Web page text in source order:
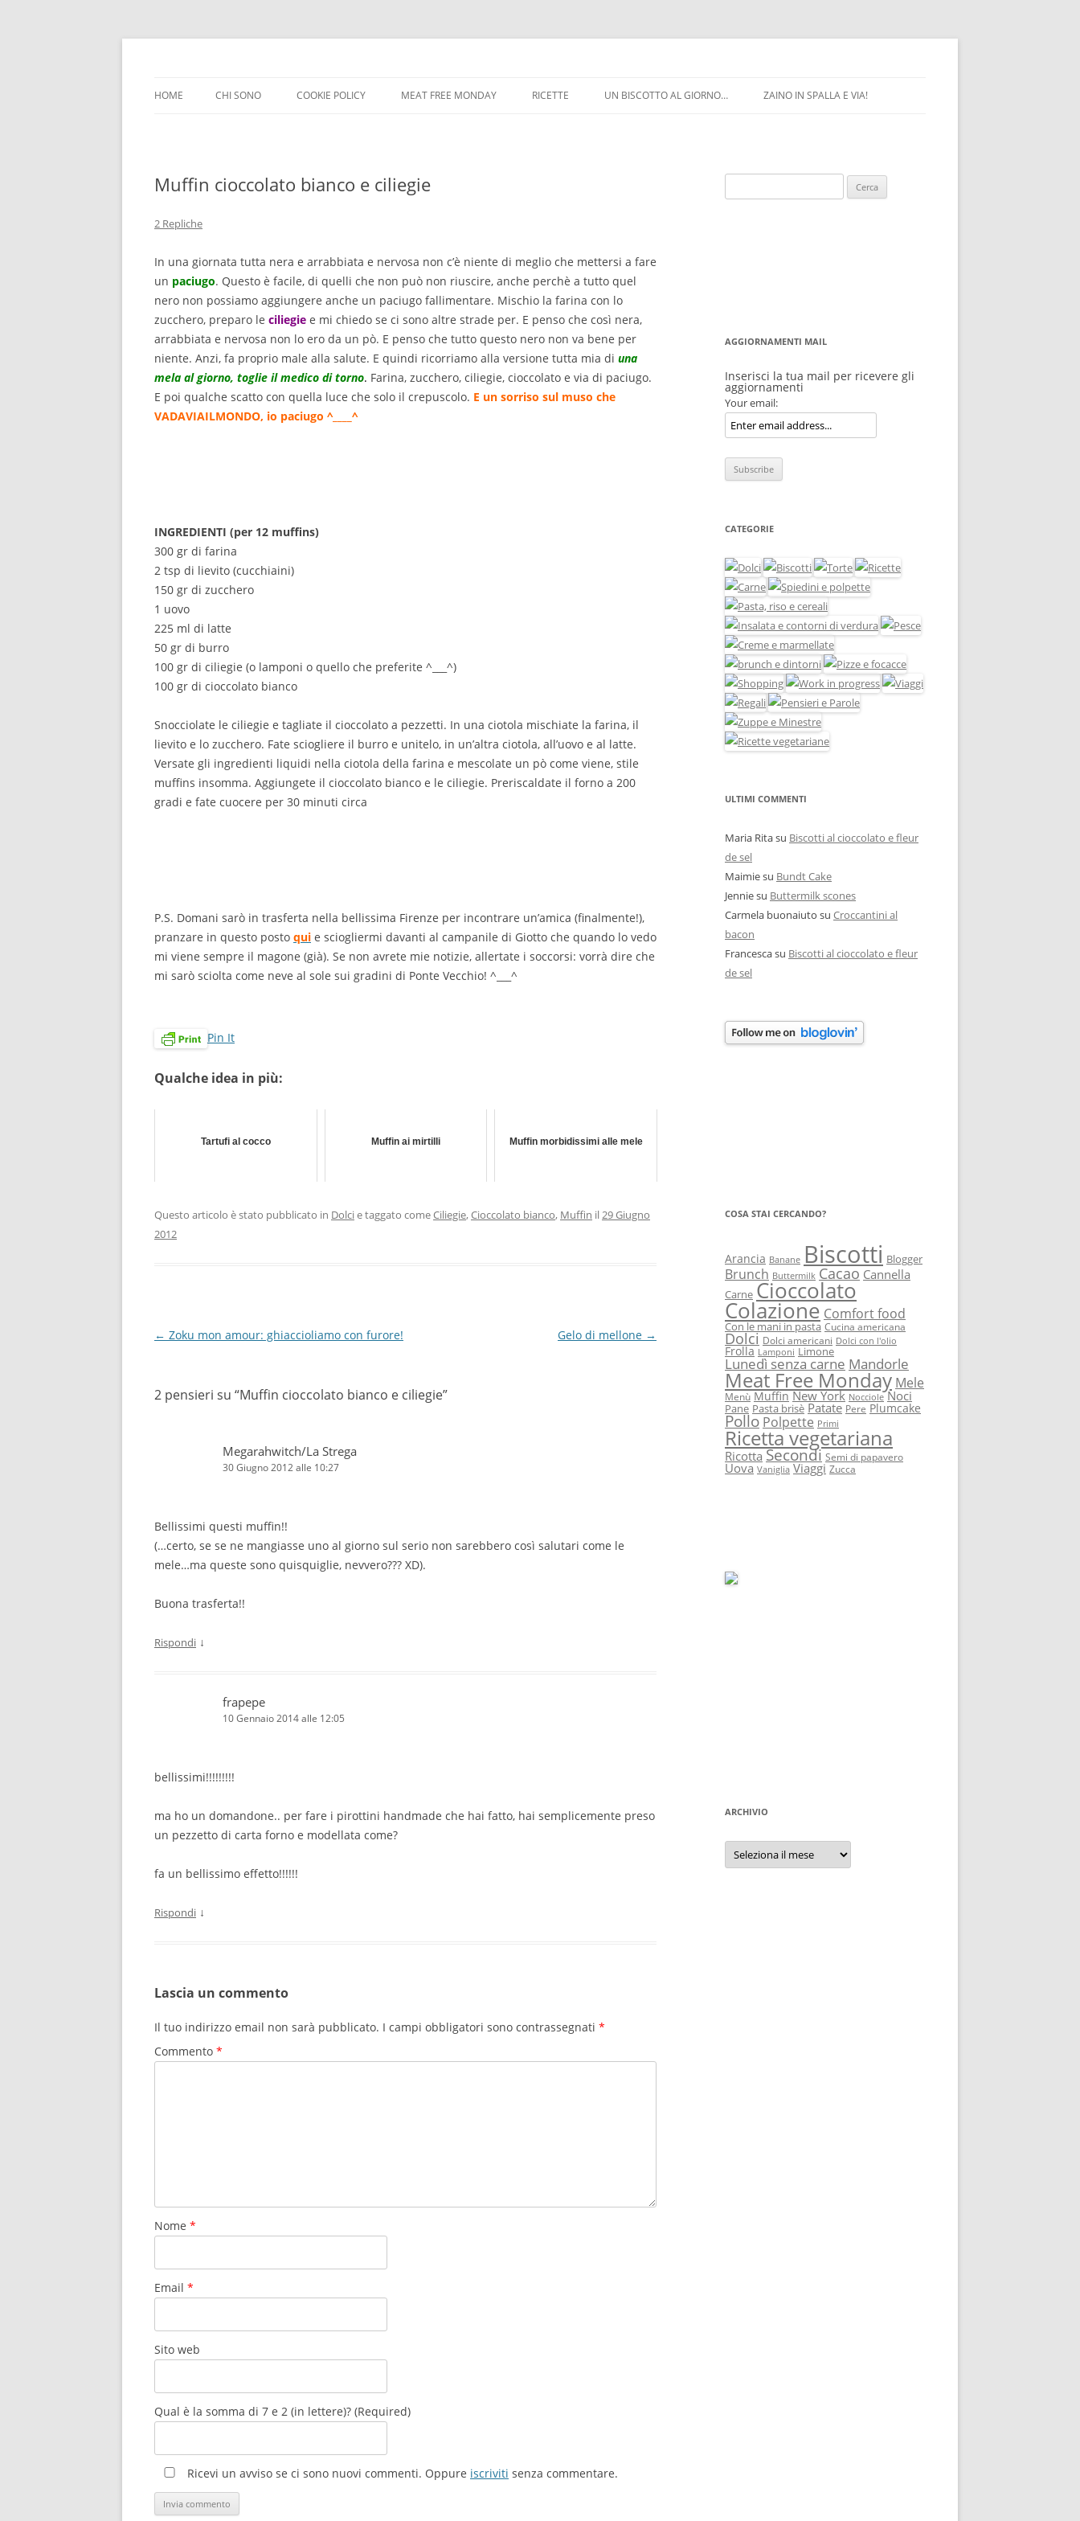
al
HOME CHI SONO COOKIE POLICY MEAT FREE MONDAY RICETTE UN BISCOTTO AL GIORNO… ZAINO IN SPALLA E VIA!
Muffin cioccolato bianco e ciliegie
2 Repliche
In una giornata tutta nera e arrabbiata e nervosa non c’è niente di meglio che mettersi a fare
un paciugo. Questo è facile, di quelli che non può non riuscire, anche perchè a tutto quel
nero non possiamo aggiungere anche un paciugo fallimentare. Mischio la farina con lo
zucchero, preparo le ciliegie e mi chiedo se ci sono altre strade per. E penso che così nera,
arrabbiata e nervosa non lo ero da un pò. E penso che tutto questo nero non va bene per
niente. Anzi, fa proprio male alla salute. E quindi ricorriamo alla versione tutta mia di una
mela al giorno, toglie il medico di torno. Farina, zucchero, ciliegie, cioccolato e via di paciugo.
E poi qualche scatto con quella luce che solo il crepuscolo. E un sorriso sul muso che
VADAVIAILMONDO, io paciugo ^____^
INGREDIENTI (per 12 muffins)
300 gr di farina
2 tsp di lievito (cucchiaini)
150 gr di zucchero
1 uovo
225 ml di latte
50 gr di burro
100 gr di ciliegie (o lamponi o quello che preferite ^___^)
100 gr di cioccolato bianco
Snocciolate le ciliegie e tagliate il cioccolato a pezzetti. In una ciotola mischiate la farina, il
lievito e lo zucchero. Fate sciogliere il burro e unitelo, in un’altra ciotola, all’uovo e al latte.
Versate gli ingredienti liquidi nella ciotola della farina e mescolate un pò come viene, stile
muffins insomma. Aggiungete il cioccolato bianco e le ciliegie. Preriscaldate il forno a 200
gradi e fate cuocere per 30 minuti circa
P.S. Domani sarò in trasferta nella bellissima Firenze per incontrare un’amica (finalmente!),
pranzare in questo posto qui e sciogliermi davanti al campanile di Giotto che quando lo vedo
mi viene sempre il magone (già). Se non avrete mie notizie, allertate i soccorsi: vorrà dire che
mi sarò sciolta come neve al sole sui gradini di Ponte Vecchio! ^___^
Pin It
Qualche idea in più:
Tartufi al cocco Muffin ai mirtilli Muffin morbidissimi alle mele
Questo articolo è stato pubblicato in Dolcie taggato comeCiliegie,Cioccolato bianco, Muffin il29 Giugno
2012
Navigazione
← Zoku mon amour: ghiaccioliamo con furore! Gelo di mellone →
2 pensieri su “Muffin cioccolato bianco e ciliegie”
Megarahwitch/La Strega
30 Giugno 2012 alle 10:27
Bellissimi questi muffin!!
(…certo, se se ne mangiasse uno al giorno sul serio non sarebbero così salutari come le
mele…ma queste sono quisquiglie, nevvero??? XD).
Buona trasferta!!
Rispondi ↓
frapepe
10 Gennaio 2014 alle 12:05
bellissimi!!!!!!!!!
ma ho un domandone.. per fare i pirottini handmade che hai fatto, hai semplicemente preso
un pezzetto di carta forno e modellata come?
fa un bellissimo effetto!!!!!!
Rispondi ↓
Lascia un commento
Il tuo indirizzo email non sarà pubblicato. I campi obbligatori sono contrassegnati *
Commento *
Nome *
Email *
Sito web
Qual è la somma di 7 e 2 (in lettere)? (Required)
Ricevi un avviso se ci sono nuovi commenti. Oppure iscriviti senza commentare.
per:
AGGIORNAMENTI MAIL
Inserisci la tua mail per ricevere gli
aggiornamenti
Your email:
CATEGORIE
ULTIMI COMMENTI
Maria Ritasu Biscotti al cioccolato e fleur
de sel
Maimiesu Bundt Cake
Jenniesu Buttermilk scones
Carmela buonaiuto su Croccantini al
bacon
Francescasu Biscotti al cioccolato e fleur
de sel
COSA STAI CERCANDO?
Arancia Banane Biscotti Blogger
Brunch Buttermilk Cacao Cannella
Carne Cioccolato
Colazione Comfort food
Con le mani in pasta Cucina americana
Dolci Dolci americani Dolci con l'olio
Frolla Lamponi Limone
Lunedì senza carne Mandorle
Meat Free Monday Mele
Menù Muffin New York Nocciole Noci
Pane Pasta brisè Patate Pere Plumcake
Pollo Polpette Primi
Ricetta vegetariana
Ricotta Secondi Semi di papavero
Uova Vaniglia Viaggi Zucca
ARCHIVIO
Archivio